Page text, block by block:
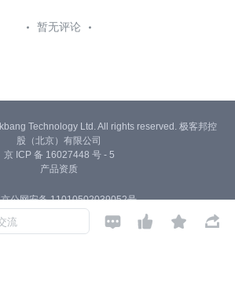
暂无评论
流    
Technology Ltd. All rights reserved. 极客邦控
股（北京）有限公司
京 ICP 备 16027448 号 - 5
产品资质
京公网安备 11010502039052号